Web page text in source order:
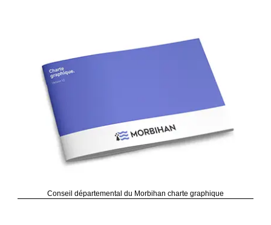
Conseil départemental du Morbihan charte graphique